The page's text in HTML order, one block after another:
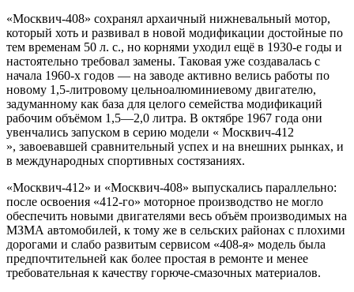
«Москвич-408» сохранял архаичный нижневальный мотор,
который хоть и развивал в новой модификации достойные по
тем временам 50 л. с., но корнями уходил ещё в 1930-е годы и
настоятельно требовал замены. Таковая уже создавалась с
начала 1960-х годов — на заводе активно велись работы по
новому 1,5-литровому цельноалюминиевому двигателю,
задуманному как база для целого семейства модификаций
рабочим объёмом 1,5—2,0 литра. В октябре 1967 года они
увенчались запуском в серию модели « Москвич-412
», завоевавшей сравнительный успех и на внешних рынках, и
в международных спортивных состязаниях.
«Москвич-412» и «Москвич-408» выпускались параллельно:
после освоения «412-го» моторное производство не могло
обеспечить новыми двигателями весь объём производимых на
МЗМА автомобилей, к тому же в сельских районах с плохими
дорогами и слабо развитым сервисом «408-я» модель была
предпочтительней как более простая в ремонте и менее
требовательная к качеству горюче-смазочных материалов.